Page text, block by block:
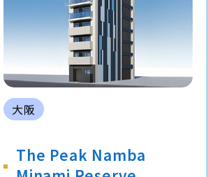
大阪
The Peak Namba